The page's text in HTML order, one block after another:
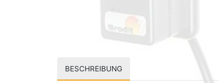
BESCHREIBUNG